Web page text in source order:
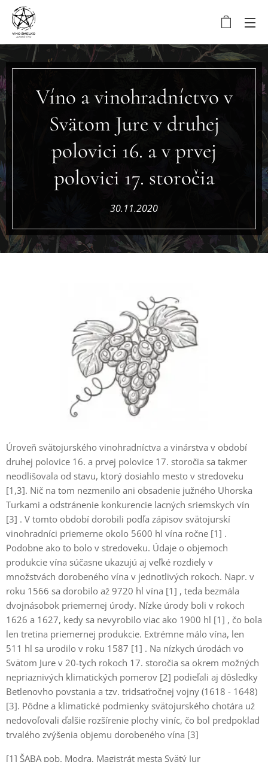
Víno a vinohradníctvo v
Svätom Jure v druhej
polovici 16. a v prvej
polovici 17. storočia
30.11.2020
Úroveň svätojurského vinohradníctva a vinárstva v období
druhej polovice 16. a prvej polovice 17. storočia sa takmer
neodlišovala od stavu, ktorý dosiahlo mesto v stredoveku
[1,3]. Nič na tom nezmenilo ani obsadenie južného Uhorska
Turkami a odstránenie konkurencie lacných sriemskych vín
[3] . V tomto období dorobili podľa zápisov svätojurskí
vinohradníci priemerne okolo 5600 hl vína ročne [1] .
Podobne ako to bolo v stredoveku. Údaje o objemoch
produkcie vína súčasne ukazujú aj veľké rozdiely v
množstvách dorobeného vína v jednotlivých rokoch. Napr. v
roku 1566 sa dorobilo až 9720 hl vína [1] , teda bezmála
dvojnásobok priemernej úrody. Nízke úrody boli v rokoch
1626 a 1627, kedy sa nevyrobilo viac ako 1900 hl [1] , čo bola
len tretina priemernej produkcie. Extrémne málo vína, len
511 hl sa urodilo v roku 1587 [1] . Na nízkych úrodách vo
Svätom Jure v 20-tych rokoch 17. storočia sa okrem možných
nepriaznivých klimatických pomerov [2] podieľali aj dôsledky
Betlenovho povstania a tzv. tridsaťročnej vojny (1618 - 1648)
[3]. Pôdne a klimatické podmienky svätojurského chotára už
nedovoľovali ďalšie rozšírenie plochy viníc, čo bol predpoklad
trvalého zvýšenia objemu dorobeného vína [3]
[1] ŠABA pob. Modra, Magistrát mesta Svätý Jur